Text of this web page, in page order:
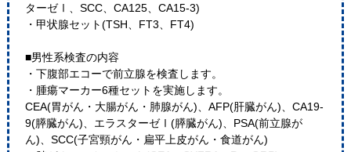
ターゼⅠ、SCC、CA125、CA15-3)
・甲状腺セット(TSH、FT3、FT4)
■男性系検査の内容
・下腹部エコーで前立腺を検査します。
・腫瘍マーカー6種セットを実施します。
CEA(胃がん・大腸がん・肺腺がん)、AFP(肝臓がん)、CA19-
9(膵臓がん)、エラスターゼⅠ(膵臓がん)、PSA(前立腺が
ん)、SCC(子宮頸がん・扁平上皮がん・食道がん)